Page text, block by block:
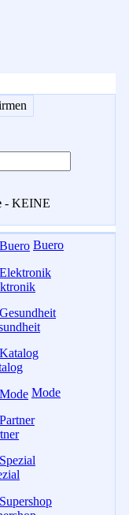
- KEINE
Buero
Mode